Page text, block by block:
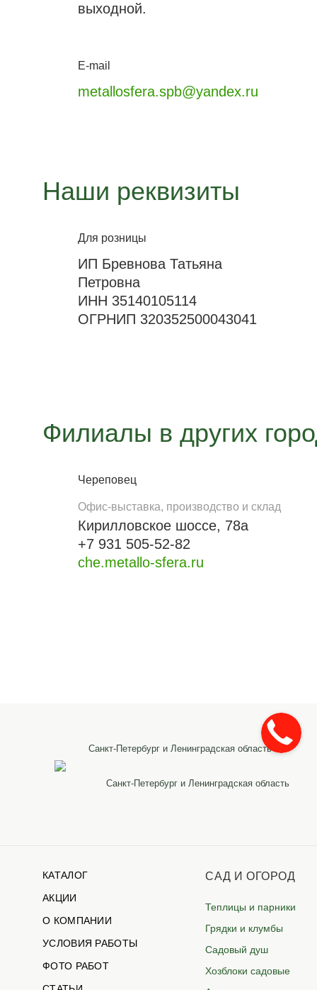
выходной.
E-mail
metallosfera.spb@yandex.ru
Наши реквизиты
Для розницы
ИП Бревнова Татьяна
Петровна
ИНН 35140105114
ОГРНИП 320352500043041
Филиалы в других
Череповец
Офис-выставка, производство и склад
Кирилловское шоссе, 78а
+7 931 505-52-82
che.metallo-sfera.ru
Санкт-Петербург и Ленинградская область
Санкт-Петербург и Ленинградская область
КАТАЛОГ
АКЦИИ
О КОМПАНИИ
УСЛОВИЯ РАБОТЫ
ФОТО РАБОТ
САД И ОГОРОД
Теплицы и парники
Грядки и клумбы
Садовый душ
Хозблоки садовые